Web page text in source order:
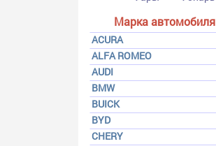
Марка автомобиля
ACURA
ALFA ROMEO
AUDI
BMW
BUICK
BYD
CHERY